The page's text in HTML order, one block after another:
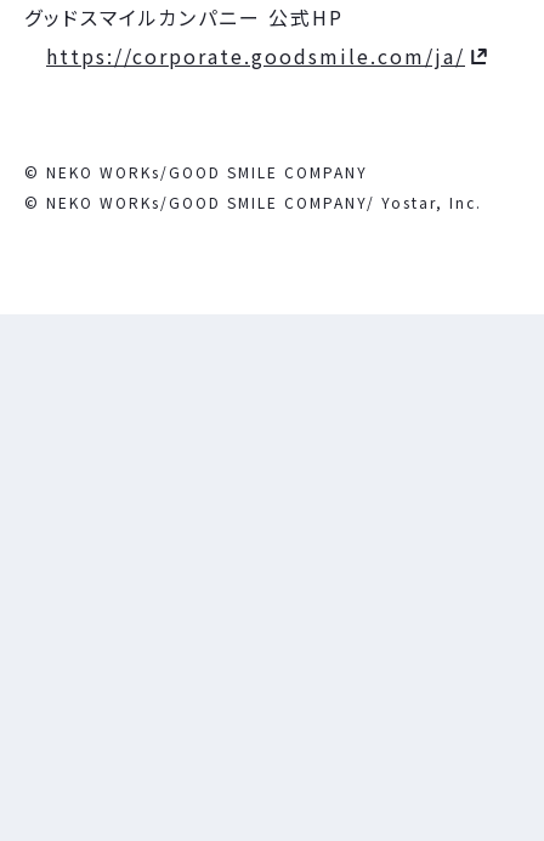
グッドスマイルカンパニー 公式HP
https://corporate.goodsmile.com/ja/
© NEKO WORKs/GOOD SMILE COMPANY
© NEKO WORKs/GOOD SMILE COMPANY/ Yostar, Inc.